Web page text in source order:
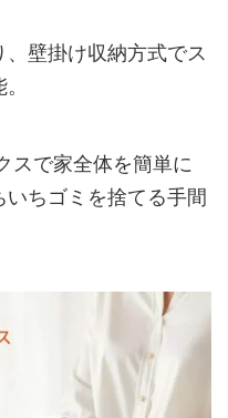
壁掛け収納方式でス
スで家全体を簡単に
ちゴミを捨てる手間